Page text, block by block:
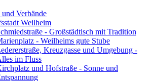
und Verbände
Weilheim
- Großstädtisch mit Tradition
- Weilheims gute Stube
Kreuzgasse und Umgebung -
im Fluss
und Hofstraße - Sonne und